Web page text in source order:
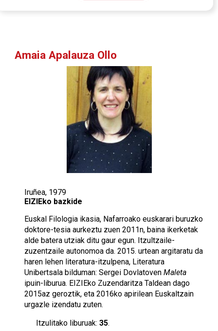
Amaia Apalauza Ollo
Iruñea, 1979
EIZIEko bazkide
Euskal Filologia ikasia, Nafarroako euskarari buruzko
doktore-tesia aurkeztu zuen 2011n, baina ikerketak
alde batera utziak ditu gaur egun. Itzultzaile-
zuzentzaile autonomoa da. 2015. urtean argitaratu da
haren lehen literatura-itzulpena, Literatura
Unibertsala bilduman: Sergei Dovlatoven Maleta
ipuin-liburua. EIZIEko Zuzendaritza Taldean dago
2015az geroztik, eta 2016ko apirilean Euskaltzain
urgazle izendatu zuten.
Itzulitako liburuak: 35.